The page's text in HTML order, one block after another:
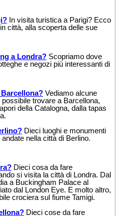
In visita turistica a Parigi? Ecco
città, alla scoperta delle sue
a Londra? Scopriamo dove
e negozi più interessanti di
Vediamo alcune
trovare a Barcellona,
della Catalogna, dalla tapas
Dieci luoghi e monumenti
nella città di Berlino.
Dieci cosa da fare
si visita la città di Londra. Dal
a Buckingham Palace al
dal London Eye. E molto altro,
crociera sul fiume Tamigi.
Dieci cose da fare